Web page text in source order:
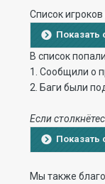
Список
В список
1. Сообщили о
2. Баги были
Если
Мы также